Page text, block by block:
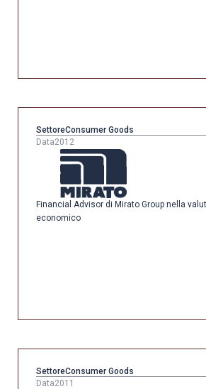
SettoreConsumer Goods
Data2012
Financial Advisor di Mirato Group nella
economico
SettoreConsumer Goods
Data2011